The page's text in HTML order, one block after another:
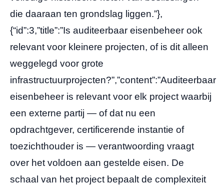
die daaraan ten grondslag liggen.”},
{“id”:3,”title”:”Is auditeerbaar eisenbeheer ook
relevant voor kleinere projecten, of is dit alleen
weggelegd voor grote
infrastructuurprojecten?”,”content”:”Auditeerbaar
eisenbeheer is relevant voor elk project waarbij
een externe partij — of dat nu een
opdrachtgever, certificerende instantie of
toezichthouder is — verantwoording vraagt
over het voldoen aan gestelde eisen. De
schaal van het project bepaalt de complexiteit